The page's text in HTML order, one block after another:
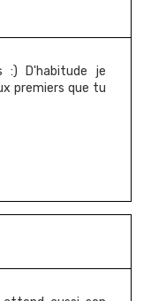
:) D'habitude je
premiers que tu